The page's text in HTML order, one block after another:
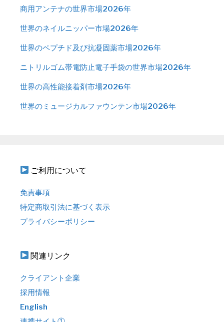
商用アンテナの世界市場2026年
世界のネイルニッパー市場2026年
世界のペプチド及び抗凝固薬市場2026年
ニトリルゴム帯電防止電子手袋の世界市場2026年
世界の高性能接着剤市場2026年
世界のミュージカルファウンテン市場2026年
ご利用について
免責事項
特定商取引法に基づく表示
プライバシーポリシー
関連リンク
クライアント企業
採用情報
English